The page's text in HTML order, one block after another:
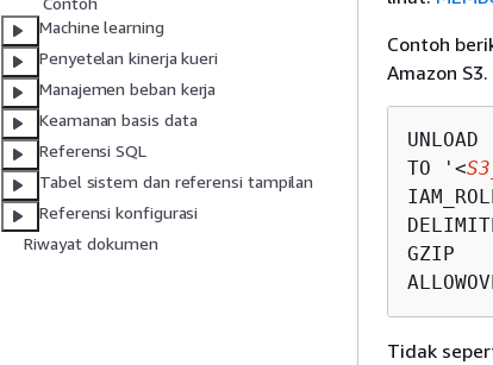
Machine learning
Penyetelan kinerja kueri
Manajemen beban kerja
Keamanan basis data
Referensi SQL
Tabel sistem dan referensi tampilan
Referensi konfigurasi
Riwayat dokumen
Contoh
Amazon S3.
TO '<
GZIP
Tidak